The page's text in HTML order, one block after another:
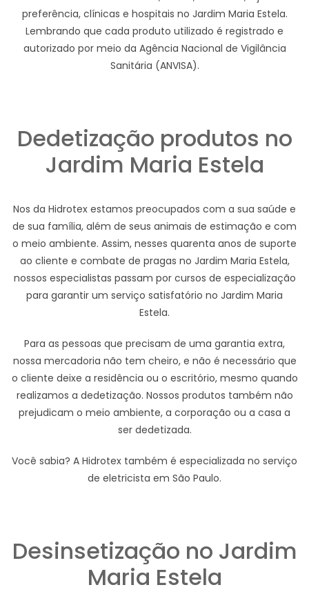
preferência, clínicas e hospitais no Jardim Maria Estela.
Lembrando que cada produto utilizado é registrado e
autorizado por meio da Agência Nacional de Vigilância
Sanitária (ANVISA).
Dedetização produtos no
Jardim Maria Estela
Nos da Hidrotex estamos preocupados com a sua saúde e
de sua família, além de seus animais de estimação e com
o meio ambiente. Assim, nesses quarenta anos de suporte
ao cliente e combate de pragas no Jardim Maria Estela,
nossos especialistas passam por cursos de especialização
para garantir um serviço satisfatório no Jardim Maria
Estela.
Para as pessoas que precisam de uma garantia extra,
nossa mercadoria não tem cheiro, e não é necessário que
o cliente deixe a residência ou o escritório, mesmo quando
realizamos a dedetização. Nossos produtos também não
prejudicam o meio ambiente, a corporação ou a casa a
ser dedetizada.
Você sabia? A Hidrotex também é especializada no serviço
de eletricista em São Paulo.
Desinsetização no Jardim
Maria Estela